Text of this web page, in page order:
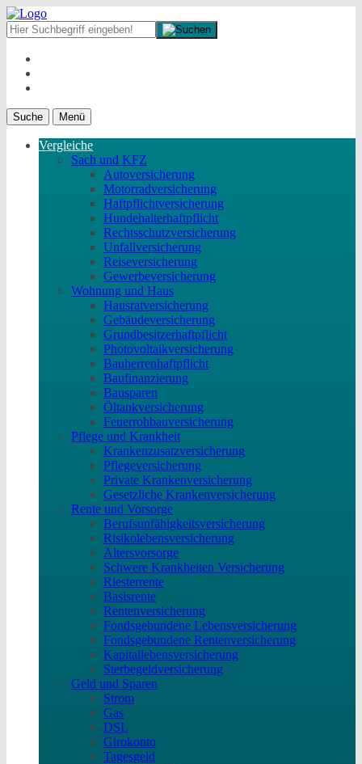
Suche Menü
Vergleiche
Sach und KFZ
Autoversicherung
Motorradversicherung
Haftpflichtversicherung
Hundehalterhaftpflicht
Rechtsschutzversicherung
Unfallversicherung
Reiseversicherung
Gewerbeversicherung
Wohnung und Haus
Hausratversicherung
Gebäudeversicherung
Grundbesitzerhaftpflicht
Photovoltaikversicherung
Bauherrenhaftpflicht
Baufinanzierung
Bausparen
Öltankversicherung
Feuerrohbauversicherung
Pflege und Krankheit
Krankenzusatzversicherung
Pflegeversicherung
Private Krankenversicherung
Gesetzliche Krankenversicherung
Rente und Vorsorge
Berufs­unfähigkeitsversicherung
Risikolebensversicherung
Altersvorsorge
Schwere Krankheiten Versicherung
Riesterrente
Basisrente
Rentenversicherung
Fondsgebundene Lebensversicherung
Fondsgebundene Rentenversicherung
Kapitallebensversicherung
Sterbegeldversicherung
Geld und Sparen
Strom
Gas
DSL
Girokonto
Tagesgeld